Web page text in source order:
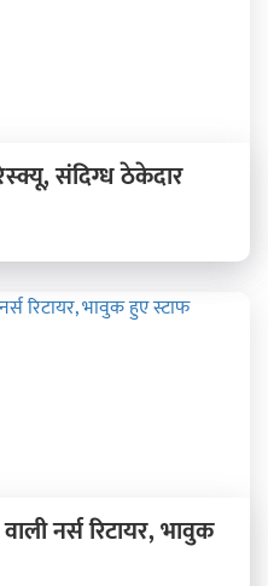
संदिग्ध ठेकेदार
नर्स रिटायर, भावुक